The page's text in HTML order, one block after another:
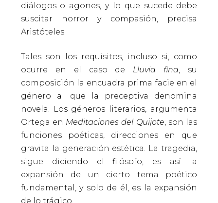
diálogos o agones, y lo que sucede debe
suscitar horror y compasión, precisa
Aristóteles.
Tales son los requisitos, incluso si, como
ocurre en el caso de Lluvia fina , su
composición la encuadra prima facie en el
género al que la preceptiva denomina
novela. Los géneros literarios, argumenta
Ortega en Meditaciones del Quijote , son las
funciones poéticas, direcciones en que
gravita la generación estética. La tragedia,
sigue diciendo el filósofo, es así la
expansión de un cierto tema poético
fundamental, y solo de él, es la expansión
de lo trágico.